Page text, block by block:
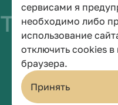
сервисами я
необходимо либо
использование
отключить cookies в
браузера.
Принять
© 2026 Волгоградский
Политика
Политика по обработке
Пользовательское соглашение